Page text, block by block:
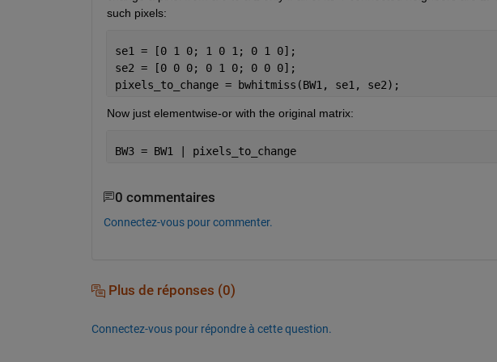
such pixels:
se1 = [0 1 0; 1 0 1; 0 1 0];
se2 = [0 0 0; 0 1 0; 0 0 0];
pixels_to_change = bwhitmiss(BW1, se1, se2);
Now just elementwise-or with the original matrix:
BW3 = BW1 | pixels_to_change
0 commentaires
Connectez-vous pour commenter.
Plus de réponses (0)
Connectez-vous pour répondre à cette question.